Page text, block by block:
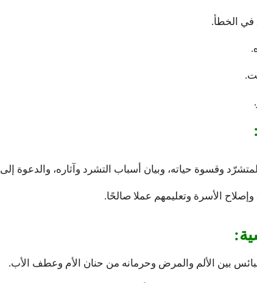
الخطأ.
وقسوة حياته، وبيان أسباب التشرد وآثاره، والدعوة إلى
وإصلاح الأسرة وتعليمهم عملا صالحًا.
بين الألم والمرض وحرمانه من حنان الأم وعطف الأب.